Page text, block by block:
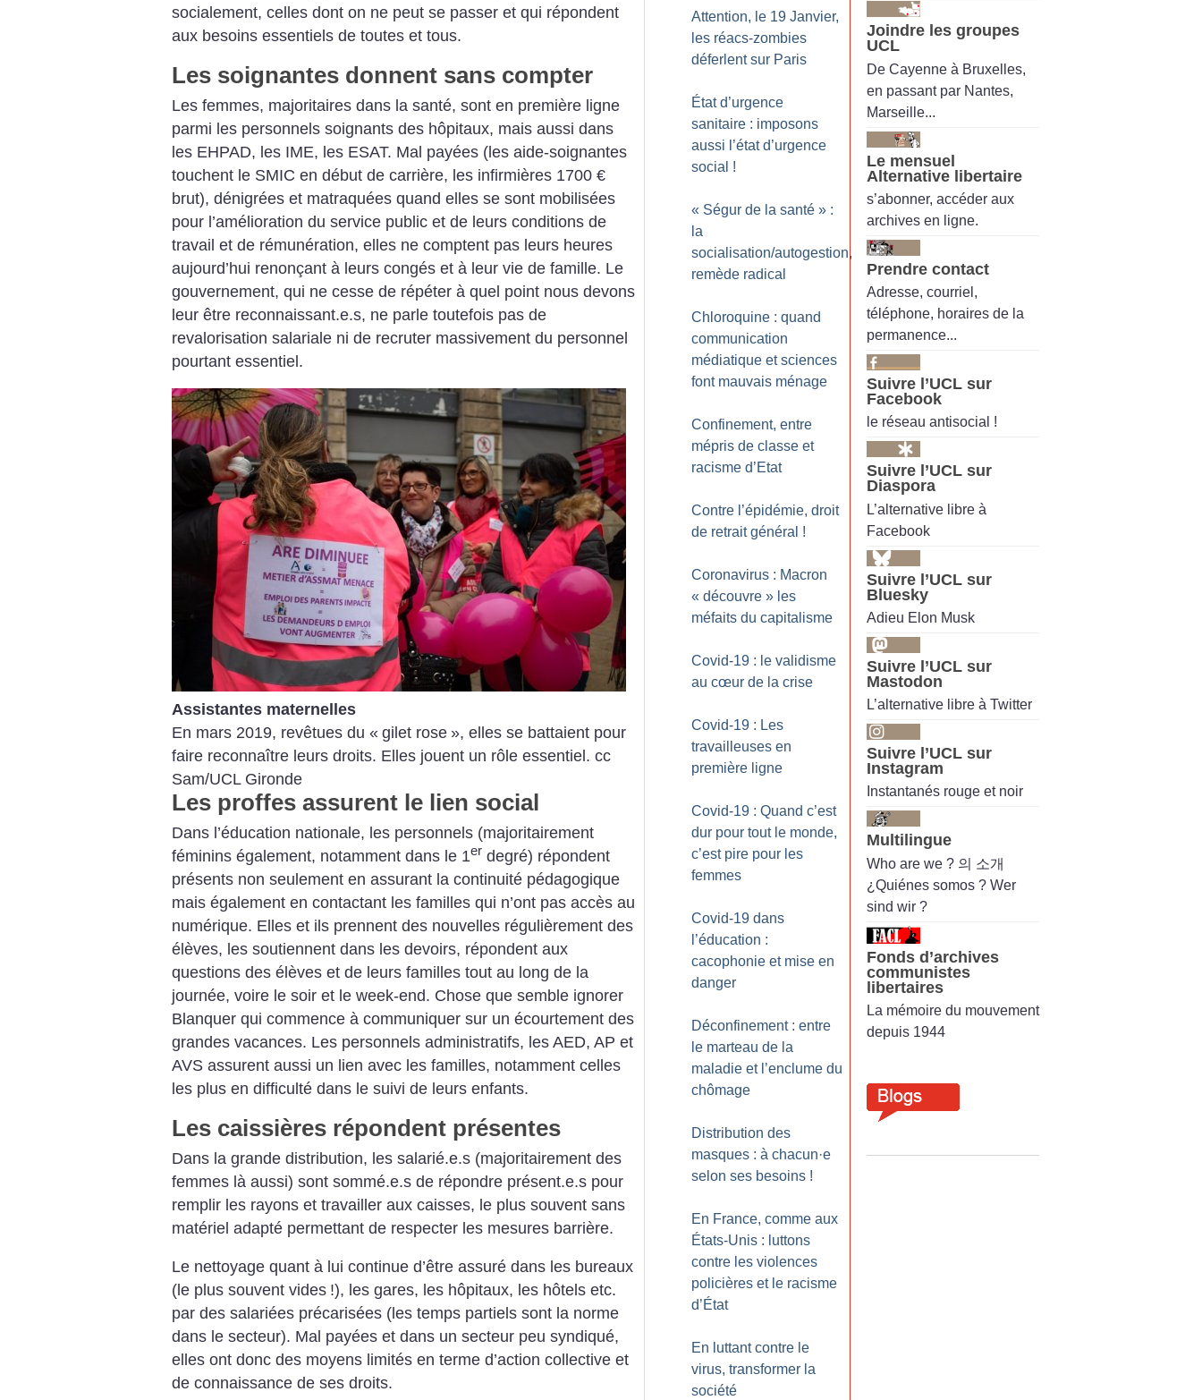
socialement, celles dont on ne peut se passer et qui répondent
aux besoins essentiels de toutes et tous.
Les soignantes donnent sans compter
Les femmes, majoritaires dans la santé, sont en première ligne
parmi les personnels soignants des hôpitaux, mais aussi dans
les EHPAD, les IME, les ESAT. Mal payées (les aide-soignantes
touchent le SMIC en début de carrière, les infirmières 1700 €
brut), dénigrées et matraquées quand elles se sont mobilisées
pour l’amélioration du service public et de leurs conditions de
travail et de rémunération, elles ne comptent pas leurs heures
aujourd’hui renonçant à leurs congés et à leur vie de famille. Le
gouvernement, qui ne cesse de répéter à quel point nous devons
leur être reconnaissant.e.s, ne parle toutefois pas de
revalorisation salariale ni de recruter massivement du personnel
pourtant essentiel.
Assistantes maternelles
En mars 2019, revêtues du « gilet rose », elles se battaient pour
faire reconnaître leurs droits. Elles jouent un rôle essentiel. cc
Sam/UCL Gironde
Les proffes assurent le lien social
Dans l’éducation nationale, les personnels (majoritairement
féminins également, notamment dans le 1er degré) répondent
présents non seulement en assurant la continuité pédagogique
mais également en contactant les familles qui n’ont pas accès au
numérique. Elles et ils prennent des nouvelles régulièrement des
élèves, les soutiennent dans les devoirs, répondent aux
questions des élèves et de leurs familles tout au long de la
journée, voire le soir et le week-end. Chose que semble ignorer
Blanquer qui commence à communiquer sur un écourtement des
grandes vacances. Les personnels administratifs, les AED, AP et
AVS assurent aussi un lien avec les familles, notamment celles
les plus en difficulté dans le suivi de leurs enfants.
Les caissières répondent présentes
Dans la grande distribution, les salarié.e.s (majoritairement des
femmes là aussi) sont sommé.e.s de répondre présent.e.s pour
remplir les rayons et travailler aux caisses, le plus souvent sans
matériel adapté permettant de respecter les mesures barrière.
Le nettoyage quant à lui continue d’être assuré dans les bureaux
(le plus souvent vides !), les gares, les hôpitaux, les hôtels etc.
par des salariées précarisées (les temps partiels sont la norme
dans le secteur). Mal payées et dans un secteur peu syndiqué,
elles ont donc des moyens limités en terme d’action collective et
de connaissance de ses droits.
Attention, le 19 Janvier,
les réacs-zombies
déferlent sur Paris
État d’urgence
sanitaire : imposons
aussi l’état d’urgence
social !
« Ségur de la santé » :
la
socialisation/autogestion,
remède radical
Chloroquine : quand
communication
médiatique et sciences
font mauvais ménage
Confinement, entre
mépris de classe et
racisme d’Etat
Contre l’épidémie, droit
de retrait général !
Coronavirus : Macron
« découvre » les
méfaits du capitalisme
Covid-19 : le validisme
au cœur de la crise
Covid-19 : Les
travailleuses en
première ligne
Covid-19 : Quand c’est
dur pour tout le monde,
c’est pire pour les
femmes
Covid-19 dans
l’éducation :
cacophonie et mise en
danger
Déconfinement : entre
le marteau de la
maladie et l’enclume du
chômage
Distribution des
masques : à chacun·e
selon ses besoins !
En France, comme aux
États-Unis : luttons
contre les violences
policières et le racisme
d’État
En luttant contre le
virus, transformer la
société
Joindre les groupes
UCL
De Cayenne à Bruxelles,
en passant par Nantes,
Marseille...
Le mensuel
Alternative libertaire
s’abonner, accéder aux
archives en ligne.
Prendre contact
Adresse, courriel,
téléphone, horaires de la
permanence...
Suivre l’UCL sur
Facebook
le réseau antisocial !
Suivre l’UCL sur
Diaspora
L’alternative libre à
Facebook
Suivre l’UCL sur
Bluesky
Adieu Elon Musk
Suivre l’UCL sur
Mastodon
L’alternative libre à Twitter
Suivre l’UCL sur
Instagram
Instantanés rouge et noir
Multilingue
Who are we ? 의 소개
¿Quiénes somos ? Wer
sind wir ?
Fonds d’archives
communistes
libertaires
La mémoire du mouvement
depuis 1944